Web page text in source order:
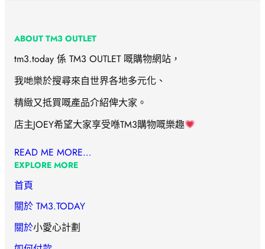
ABOUT TM3 OUTLET
tm3.today 係 TM3 OUTLET 嘅購物網站，
我哋樂於搜尋來自世界各地多元化、
精緻又抵買嘅產品介紹俾大家。
店主JOEY希望大家享受喺TM3購物嘅樂趣
READ ME MORE…
EXPLORE MORE
首頁
關於 TM3.TODAY
關於小愛心計劃